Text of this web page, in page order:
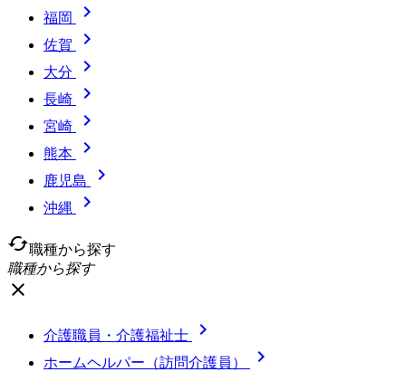
福岡 
佐賀 
大分 
長崎 
宮崎 
熊本 
鹿児島 
沖縄

cached職種から探す
職種から探す
close
介護職員・介護福祉士 
ホームヘルパー（訪問介護員） 